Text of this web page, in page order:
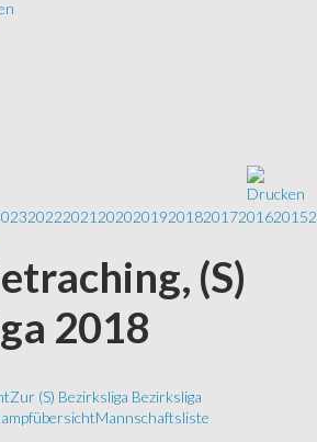
20222021 202020192018201720162015
(S)
2018
Zur (S) Bezirksliga Bezirksliga
Mannschaftsliste